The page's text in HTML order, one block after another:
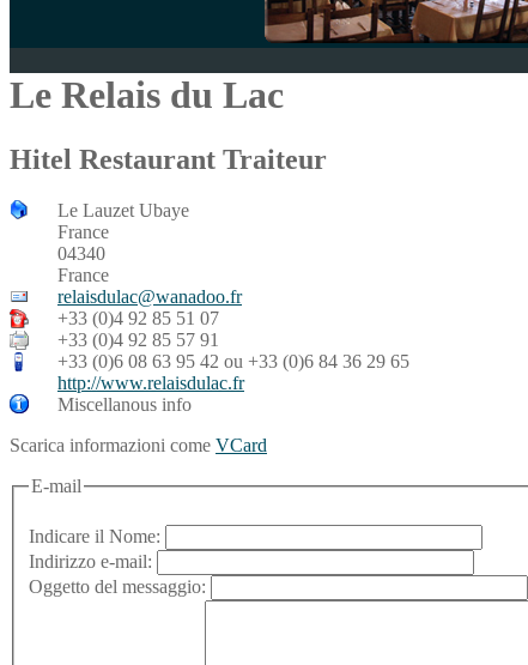
Le Relais du Lac
Hitel Restaurant Traiteur
Le Lauzet Ubaye
France
04340
France
relaisdulac@wanadoo.fr
+33 (0)4 92 85 51 07
+33 (0)4 92 85 57 91
+33 (0)6 08 63 95 42 ou +33 (0)6 84 36 29 65
http://www.relaisdulac.fr
Miscellanous info
Scarica informazioni come VCard
E-mail
Indicare il Nome:
Indirizzo e-mail:
Oggetto del messaggio: